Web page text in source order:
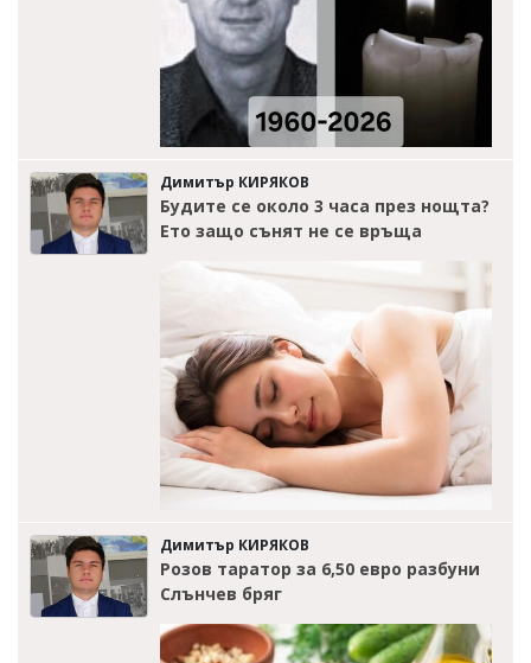
Димитър КИРЯКОВ
Будите се около 3 часа през нощта?
Ето защо сънят не се връща
Димитър КИРЯКОВ
Розов таратор за 6,50 евро разбуни
Слънчев бряг